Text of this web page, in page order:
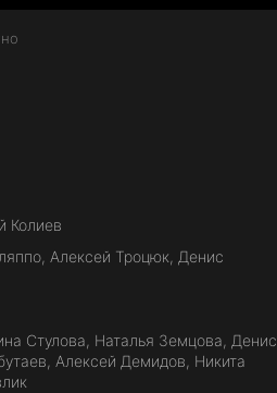
Колиев
Алексей Троцюк, Денис
Стулова, Наталья Земцова, Денис
Алексей Демидов, Никита